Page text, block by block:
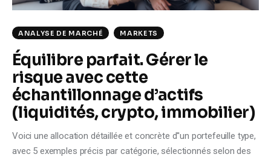
ANALYSE DE MARCHÉ MARKETS
Équilibre parfait. Gérer le
risque avec cette
échantillonnage d’actifs
(liquidités, crypto, immobilier)
Voici une allocation détaillée et concrète d''un portefeuille type,
avec 5 exemples précis par catégorie, sélectionnés selon des